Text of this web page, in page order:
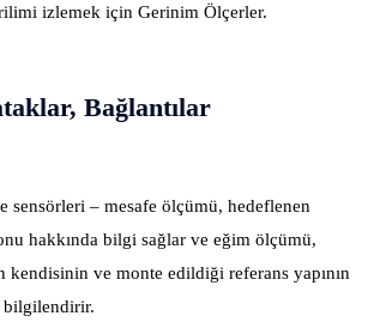
izlemek için Gerinim Ölçerler.
Bağlantılar
sensörleri – mesafe ölçümü, hedeflenen
hakkında bilgi sağlar ve eğim ölçümü,
kendisinin ve monte edildiği referans yapının
bilgilendirir.